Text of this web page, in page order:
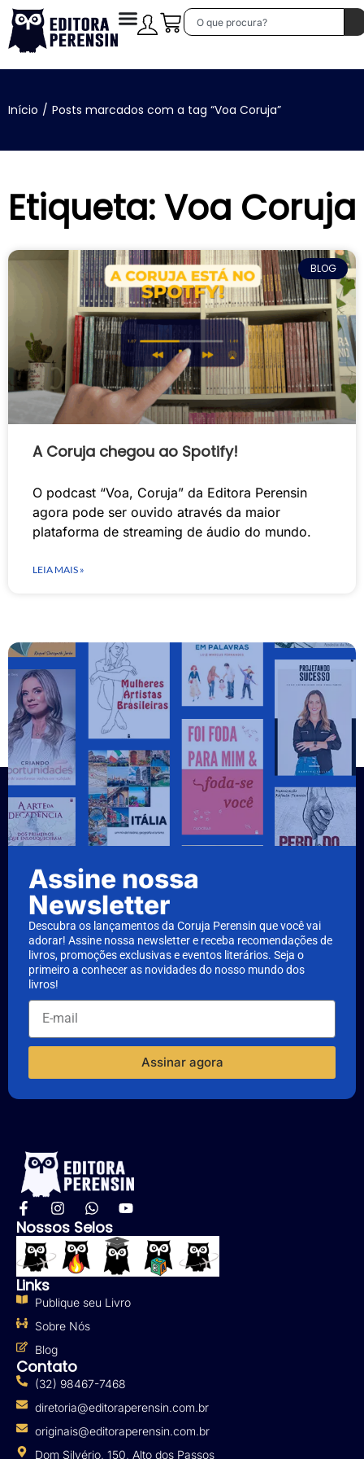
Início / Posts marcados com a tag “Voa Coruja”
Etiqueta: Voa Coruja
BLOG
A Coruja chegou ao Spotify!
O podcast “Voa, Coruja” da Editora Perensin
agora pode ser ouvido através da maior
plataforma de streaming de áudio do mundo.
LEIA MAIS »
Assine nossa
Newsletter
Descubra os lançamentos da Coruja Perensin que você vai
adorar! Assine nossa newsletter e receba recomendações de
livros, promoções exclusivas e eventos literários. Seja o
primeiro a conhecer as novidades do nosso mundo dos
livros!
Assinar agora
Nossos Selos
Links
Publique seu Livro
Sobre Nós
Blog
Contato
(32) 98467-7468
diretoria@editoraperensin.com.br
originais@editoraperensin.com.br
Dom Silvério, 150, Alto dos Passos